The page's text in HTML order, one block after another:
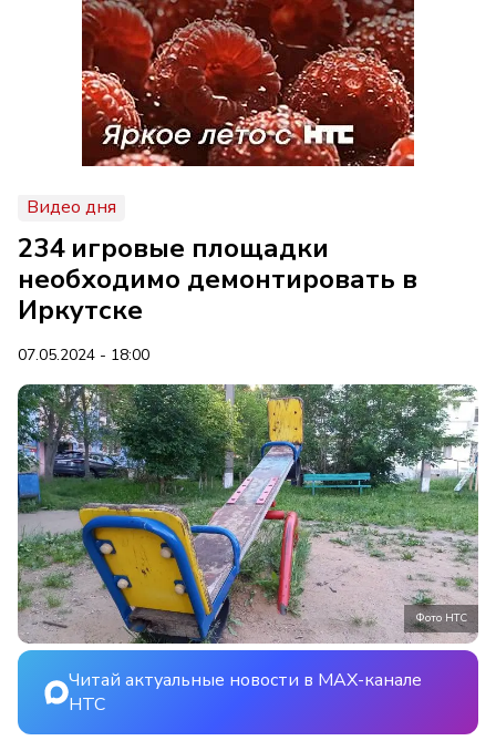
Видео дня
234 игровые площадки
необходимо демонтировать в
Иркутске
07.05.2024 - 18:00
Фото НТС
Читай актуальные новости в MAX-канале
НТС